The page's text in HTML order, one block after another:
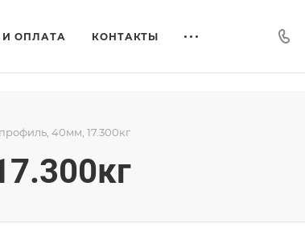
ОПЛАТА КОНТАКТЫ
40мм, 17.300кг